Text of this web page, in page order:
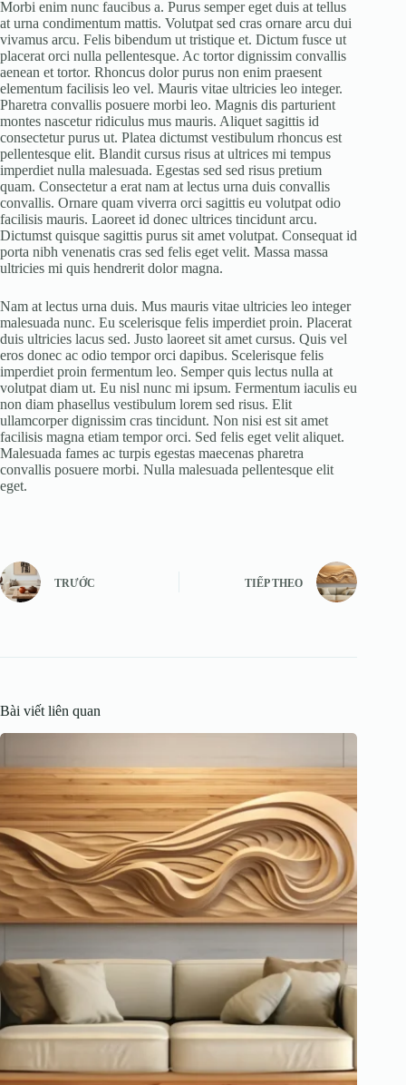
Morbi enim nunc faucibus a. Purus semper eget duis at tellus
at urna condimentum mattis. Volutpat sed cras ornare arcu dui
vivamus arcu. Felis bibendum ut tristique et. Dictum fusce ut
placerat orci nulla pellentesque. Ac tortor dignissim convallis
aenean et tortor. Rhoncus dolor purus non enim praesent
elementum facilisis leo vel. Mauris vitae ultricies leo integer.
Pharetra convallis posuere morbi leo. Magnis dis parturient
montes nascetur ridiculus mus mauris. Aliquet sagittis id
consectetur purus ut. Platea dictumst vestibulum rhoncus est
pellentesque elit. Blandit cursus risus at ultrices mi tempus
imperdiet nulla malesuada. Egestas sed sed risus pretium
quam. Consectetur a erat nam at lectus urna duis convallis
convallis. Ornare quam viverra orci sagittis eu volutpat odio
facilisis mauris. Laoreet id donec ultrices tincidunt arcu.
Dictumst quisque sagittis purus sit amet volutpat. Consequat id
porta nibh venenatis cras sed felis eget velit. Massa massa
ultricies mi quis hendrerit dolor magna.
Nam at lectus urna duis. Mus mauris vitae ultricies leo integer
malesuada nunc. Eu scelerisque felis imperdiet proin. Placerat
duis ultricies lacus sed. Justo laoreet sit amet cursus. Quis vel
eros donec ac odio tempor orci dapibus. Scelerisque felis
imperdiet proin fermentum leo. Semper quis lectus nulla at
volutpat diam ut. Eu nisl nunc mi ipsum. Fermentum iaculis eu
non diam phasellus vestibulum lorem sed risus. Elit
ullamcorper dignissim cras tincidunt. Non nisi est sit amet
facilisis magna etiam tempor orci. Sed felis eget velit aliquet.
Malesuada fames ac turpis egestas maecenas pharetra
convallis posuere morbi. Nulla malesuada pellentesque elit
eget.
TRƯỚC TIẾP THEO
Bài viết liên quan